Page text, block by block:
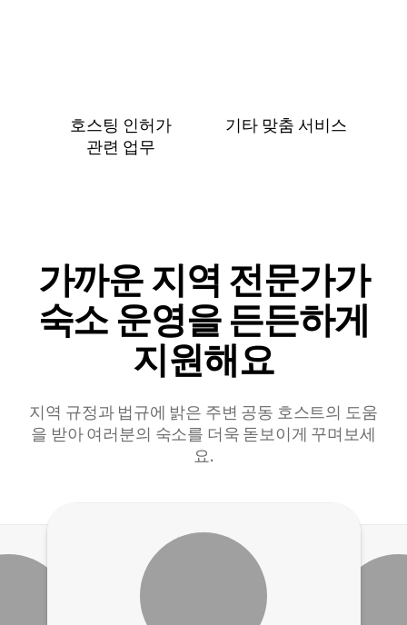
호스팅 인허가
관⁠련 업⁠무
기타 맞춤 서비스
가까운 지역 전문가가
숙소 운영을 든든하게
지원해요
지역 규정과 법규에 밝은 주변 공동 호스트의 도움
을 받아 여러분의 숙소를 더욱 돋보이게 꾸며보세
요.